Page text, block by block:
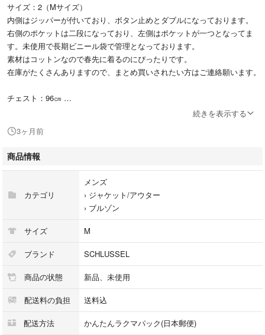
サイズ：2（Mサイズ）
内側はジッパーが付いており、ボタン止めとダブルになっております。
右側のポケットは二段になっており、左側はポケットが一つとなってま
す。未使用で長期ビニール袋で管理となっております。
素材はコットンなので春先に着るのにぴったりです。
在庫がたくさんありますので、まとめ買いされたい方はご連絡願います。
チェスト：96㎝
袖長さ：63㎝
肩幅：44㎝
表地：コットン100％
裏地：ポリエステル100％
定価：13650円
カラー...ブラック
柄...無地
素材...綿
続きを表示する
3ヶ月前
商品情報
カテゴリ
メンズ
› ジャケット/アウター
› ブルゾン
サイズ M
ブランド SCHLUSSEL
商品の状態 新品、未使用
配送料の負担 送料込
配送方法 かんたんラクマパック(日本郵便)